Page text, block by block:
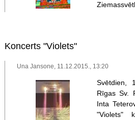
Koncerts "Violets"
Una Jansone, 11.12.2015., 13:20
Svētdien,
Rīgas Sv.
Inta
"Violets"